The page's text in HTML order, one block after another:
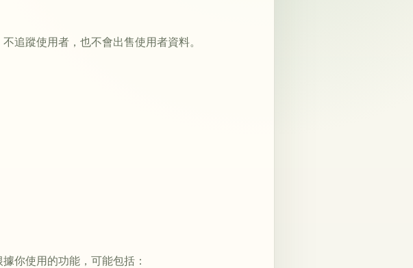
追蹤使用者，也不會出售使用者資料。
你使用的功能，可能包括：